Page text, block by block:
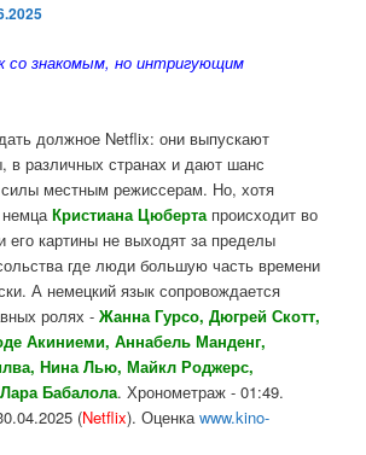
со знакомым, но интригующим
должное Netflix: они выпускают
в различных странах и дают шанс
силы местным режиссерам. Но, хотя
немцаКристиана Цюбертапроисходит во
его картины не выходят за пределы
где люди большую часть времени
А немецкий язык сопровождается
ролях -Жанна Гурсо, Дюгрей Скотт,
Акиниеми, Аннабель Манденг,
Нина Лью, Майкл Роджерс,
Бабалола. Хронометраж - 01:49.
(Netflix). Оценкаwww.kino-